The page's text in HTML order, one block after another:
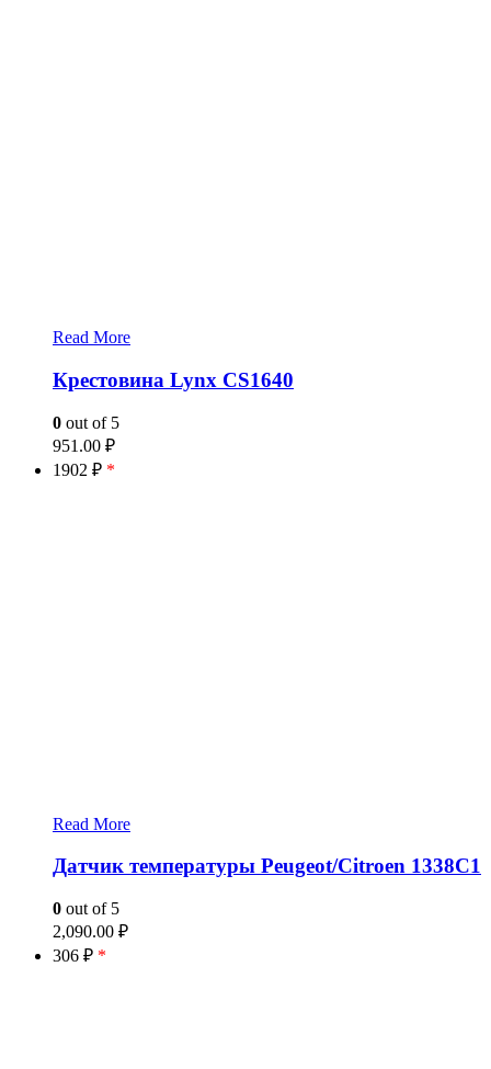
Read More
Крестовина Lynx CS1640
0 out of 5
951.00 ₽
1902 ₽ *
Read More
Датчик температуры Peugeot/Citroen 1338C1
0 out of 5
2,090.00 ₽
306 ₽ *